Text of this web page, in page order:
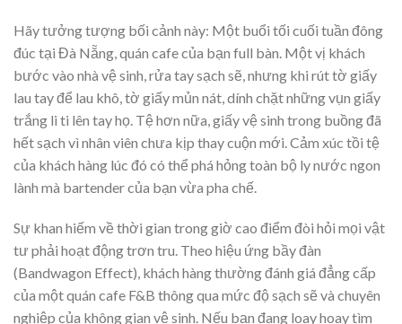
Hãy tưởng tượng bối cảnh này: Một buổi tối cuối tuần đông
đúc tại Đà Nẵng, quán cafe của bạn full bàn. Một vị khách
bước vào nhà vệ sinh, rửa tay sạch sẽ, nhưng khi rút tờ giấy
lau tay để lau khô, tờ giấy mủn nát, dính chặt những vụn giấy
trắng li ti lên tay họ. Tệ hơn nữa, giấy vệ sinh trong buồng đã
hết sạch vì nhân viên chưa kịp thay cuộn mới. Cảm xúc tồi tệ
của khách hàng lúc đó có thể phá hỏng toàn bộ ly nước ngon
lành mà bartender của bạn vừa pha chế.
Sự khan hiếm về thời gian trong giờ cao điểm đòi hỏi mọi vật
tư phải hoạt động trơn tru. Theo hiệu ứng bầy đàn
(Bandwagon Effect), khách hàng thường đánh giá đẳng cấp
của một quán cafe F&B thông qua mức độ sạch sẽ và chuyên
nghiệp của không gian vệ sinh. Nếu bạn đang loay hoay tìm